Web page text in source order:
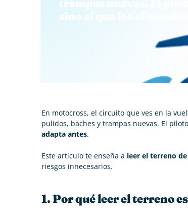
trampas nuevas. El
sino el que lee el
En motocross, el circuito que ves en la
pulidos, baches y trampas nuevas. El
adapta antes.
Este artículo te enseña a leer el terreno
riesgos innecesarios.
1. Por qué leer el terreno